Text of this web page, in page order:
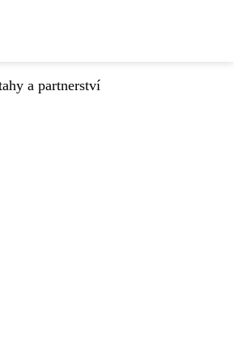
a partnerství